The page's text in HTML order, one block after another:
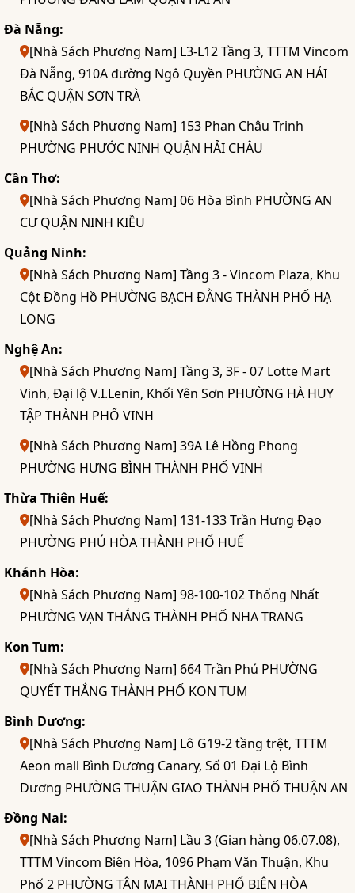
Đà Nẵng:
[Nhà Sách Phương Nam] L3-L12 Tầng 3, TTTM Vincom
Đà Nẵng, 910A đường Ngô Quyền PHƯỜNG AN HẢI
BẮC QUẬN SƠN TRÀ
[Nhà Sách Phương Nam] 153 Phan Châu Trinh
PHƯỜNG PHƯỚC NINH QUẬN HẢI CHÂU
Cần Thơ:
[Nhà Sách Phương Nam] 06 Hòa Bình PHƯỜNG AN
CƯ QUẬN NINH KIỀU
Quảng Ninh:
[Nhà Sách Phương Nam] Tầng 3 - Vincom Plaza, Khu
Cột Đồng Hồ PHƯỜNG BẠCH ĐẰNG THÀNH PHỐ HẠ
LONG
Nghệ An:
[Nhà Sách Phương Nam] Tầng 3, 3F - 07 Lotte Mart
Vinh, Đại lộ V.I.Lenin, Khối Yên Sơn PHƯỜNG HÀ HUY
TẬP THÀNH PHỐ VINH
[Nhà Sách Phương Nam] 39A Lê Hồng Phong
PHƯỜNG HƯNG BÌNH THÀNH PHỐ VINH
Thừa Thiên Huế:
[Nhà Sách Phương Nam] 131-133 Trần Hưng Đạo
PHƯỜNG PHÚ HÒA THÀNH PHỐ HUẾ
Khánh Hòa:
[Nhà Sách Phương Nam] 98-100-102 Thống Nhất
PHƯỜNG VẠN THẮNG THÀNH PHỐ NHA TRANG
Kon Tum:
[Nhà Sách Phương Nam] 664 Trần Phú PHƯỜNG
QUYẾT THẮNG THÀNH PHỐ KON TUM
Bình Dương:
[Nhà Sách Phương Nam] Lô G19-2 tầng trệt, TTTM
Aeon mall Bình Dương Canary, Số 01 Đại Lộ Bình
Dương PHƯỜNG THUẬN GIAO THÀNH PHỐ THUẬN AN
Đồng Nai:
[Nhà Sách Phương Nam] Lầu 3 (Gian hàng 06.07.08),
TTTM Vincom Biên Hòa, 1096 Phạm Văn Thuận, Khu
Phố 2 PHƯỜNG TÂN MAI THÀNH PHỐ BIÊN HÒA